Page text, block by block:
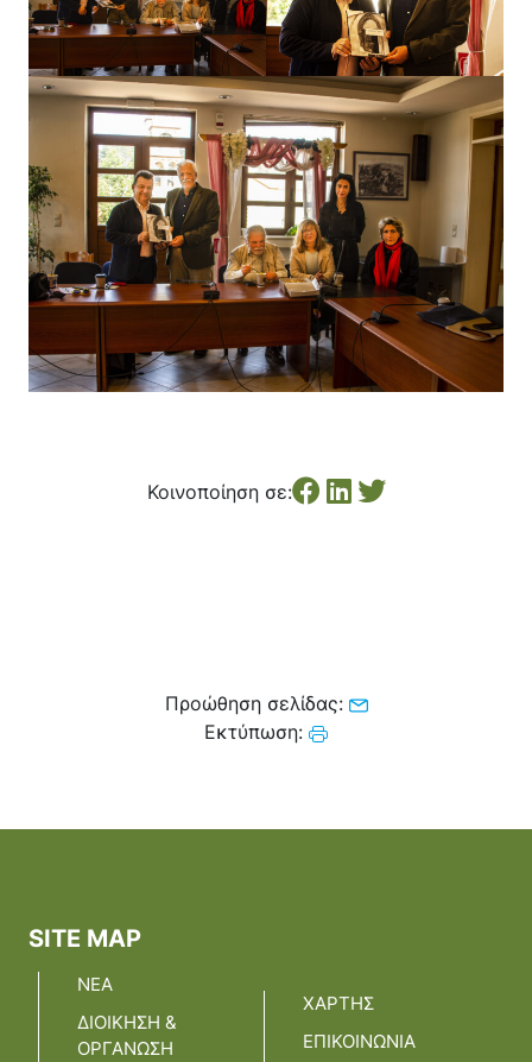
Κοινοποίηση σε:
Προώθηση σελίδας:
Εκτύπωση:
SITE MAP
ΝΕΑ
ΔΙΟΙΚΗΣΗ &
ΟΡΓΑΝΩΣΗ
ΧΑΡΤΗΣ
ΕΠΙΚΟΙΝΩΝΙΑ